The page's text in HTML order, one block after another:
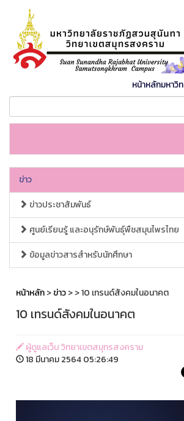
หน้าหลักมหาวิ
ข่าว
ข่าวประชาสัมพันธ์
ศูนย์เรียนรู้ และอนุรักษ์พันธุ์พืชสมุนไพรไทย
ข้อมูลข่าวสารสำหรับนักศึกษา
หน้าหลัก>ข่าว>> 10 เทรนด์สังคมในอนาคต
10 เทรนด์สังคมในอนาคต
ผู้ดูแลเว็บ วิทยาเขตสมุทรสงคราม
18 มีนาคม 2564 05:26:49